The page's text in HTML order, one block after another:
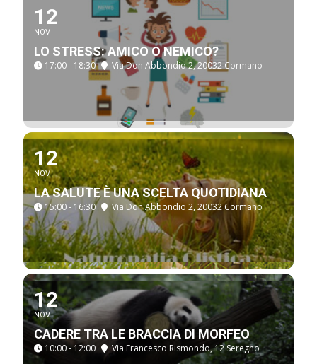
12
NOV
LO STRESS: AMICO O NEMICO?
17:00 - 18:30 Via Don Abbondio 2, 20032 Cormano
12
NOV
LA SALUTE È UNA SCELTA QUOTIDIANA
15:00 - 16:30 Via Don Abbondio 2, 20032 Cormano
12
NOV
CADERE TRA LE BRACCIA DI MORFEO
10:00 - 12:00 Via Francesco Rismondo, 12 Seregno